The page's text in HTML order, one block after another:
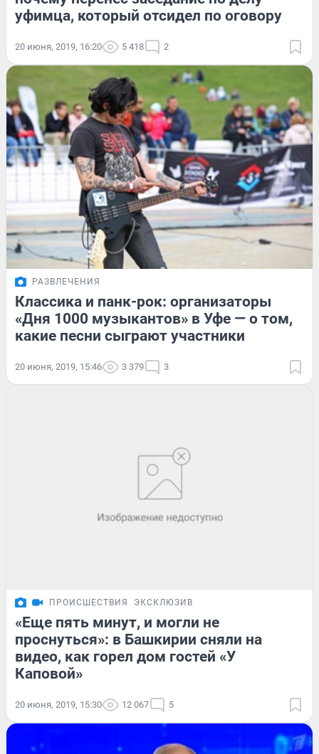
уфимца, который отсидел по оговору
20 июня, 2019, 16:20 5 418 2
РАЗВЛЕЧЕНИЯ
Классика и панк-рок: организаторы
«Дня 1000 музыкантов» в Уфе — о том,
какие песни сыграют участники
20 июня, 2019, 15:46 3 379 3
ПРОИСШЕСТВИЯ ЭКСКЛЮЗИВ
«Еще пять минут, и могли не
проснуться»: в Башкирии сняли на
видео, как горел дом гостей «У
Каповой»
20 июня, 2019, 15:30 12 067 5